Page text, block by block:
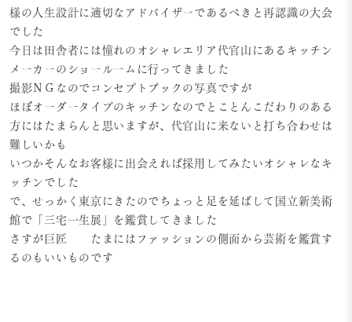
様の人生設計に適切なアドバイザーであるべきと再認識の大会
でした
今日は田舎者には憧れのオシャレエリア代官山にあるキッチン
メーカーのショールームに行ってきました
撮影ＮＧなのでコンセプトブックの写真ですが
ほぼオーダータイプのキッチンなのでとことんこだわりのある
方にはたまらんと思いますが、代官山に来ないと打ち合わせは
難しいかも
いつかそんなお客様に出会えれば採用してみたいオシャレなキ
ッチンでした
で、せっかく東京にきたのでちょっと足を延ばして国立新美術
館で「三宅一生展」を鑑賞してきました
さすが巨匠 たまにはファッションの側面から芸術を鑑賞す
るのもいいものです